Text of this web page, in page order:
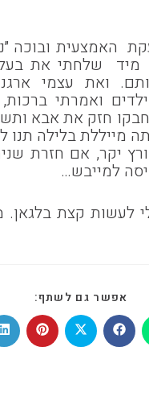
מיד שלחתי את
ואת עצמי
ואמרתי
חזק את אבא
מייללת בלילה תנו
יקר, אם חזרת
למייבש…
לעשות קצת בלגאן.
אפשר גם לשתף:
THIS
Opens
in
Opens
in
Opens
in